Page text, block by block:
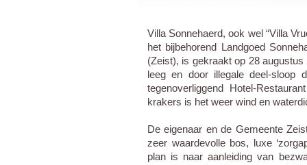
Villa Sonnehaerd, ook wel “Villa
het bijbehorend Landgoed
(Zeist), is gekraakt op 28
leeg en door illegale deel-sloop
tegenoverliggend Hotel-
krakers is het weer wind en
De eigenaar en de Gemeente
zeer waardevolle bos, luxe
plan is naar aanleiding van